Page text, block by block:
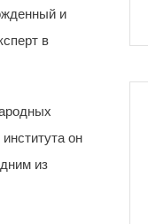
и
в
он
из